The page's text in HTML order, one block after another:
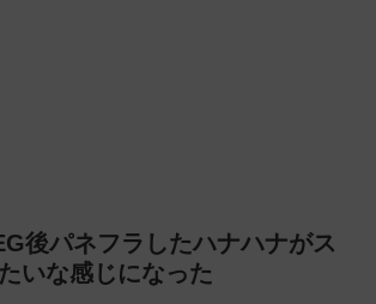
後パネフラしたハナハナがス
いな感じになった